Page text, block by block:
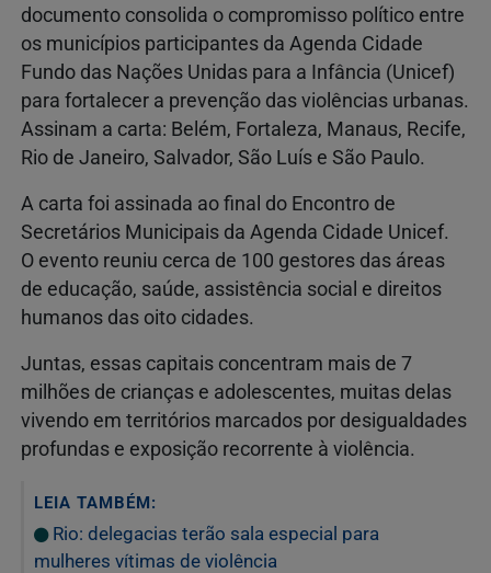
documento consolida o compromisso político entre
os municípios participantes da Agenda Cidade
Fundo das Nações Unidas para a Infância (Unicef)
para fortalecer a prevenção das violências urbanas.
Assinam a carta: Belém, Fortaleza, Manaus, Recife,
Rio de Janeiro, Salvador, São Luís e São Paulo.
A carta foi assinada ao final do Encontro de
Secretários Municipais da Agenda Cidade Unicef.
O evento reuniu cerca de 100 gestores das áreas
de educação, saúde, assistência social e direitos
humanos das oito cidades.
Juntas, essas capitais concentram mais de 7
milhões de crianças e adolescentes, muitas delas
vivendo em territórios marcados por desigualdades
profundas e exposição recorrente à violência.
LEIA TAMBÉM:
Rio: delegacias terão sala especial para
mulheres vítimas de violência